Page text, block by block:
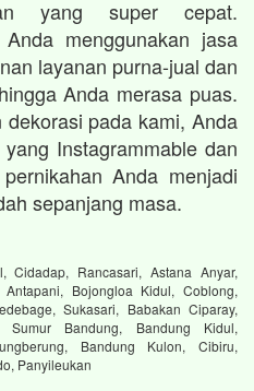
yang super cepat.
menggunakan jasa
layanan purna-jual dan
Anda merasa puas.
pada kami, Anda
Instagrammable dan
Anda menjadi
sepanjang masa.
Cidadap, Rancasari, Astana Anyar,
Bojongloa Kidul, Coblong,
Sukasari, Babakan Ciparay,
Sumur Bandung, Bandung Kidul,
Bandung Kulon, Cibiru,
Panyileukan